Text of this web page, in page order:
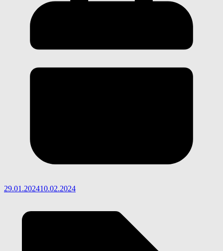
29.01.202410.02.2024